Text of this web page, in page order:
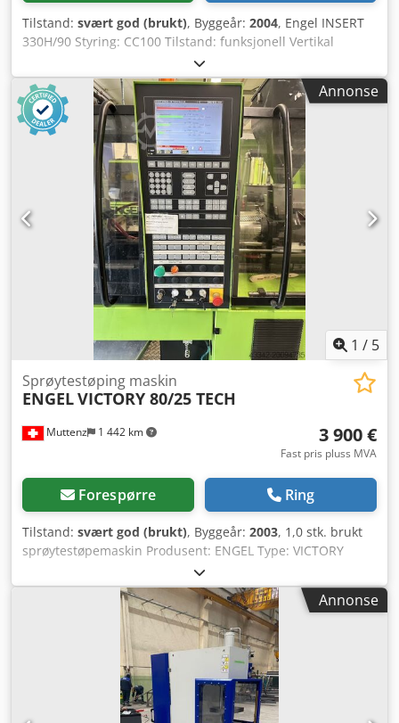
Tilstand: svært god (brukt), Byggeår: 2004, Engel INSERT
330H/90 Styring: CC100 Tilstand: funksjonell Vertikal
maskin med horisontal sprøyting Dreieborddiameter: 1100
mm Lukkekraft: 90 tonn Maks. åpning: 570 mm Min.
åpning: 270 mm Plate-størrelse: 590x340 mm Skrue: 40
mm Skrue-lengde: 160 mm Injeksjonsvolum: 201 cm³
Dedpfx Ansu Dbkdo Tsck Injeksjonstrykk: 1230 bar Motor:
15 kW Vekt: 5600 kg Høyde: 2800 mm
Annonse
1 / 5
Muttenz 1 442 km
Sprøytestøping maskin
ENGELVICTORY 80/25 TECH
3 900 €
Fast pris pluss MVA
Forespørre Ring
Tilstand: svært god (brukt), Byggeår: 2003, 1,0 stk. brukt
sprøytestøpemaskin Produsent: ENGEL Type: VICTORY
80/25 TECH Årsmodell: 2003 Lukkekraft: 25 tonn
Søyleavstand: søylefri Dodpfx Anexgi Ete Tsck Skrue
diameter: 22 mm Maks. slagvolum: 36 ccm³ Vekt pr. støpte
del: 34 g/PS Styring: CC100 Utstyr: - 1 x kjernetrekker -
Annonse